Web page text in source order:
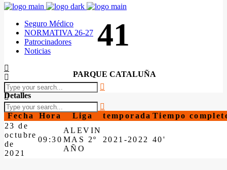
Seguro Médico
NORMATIVA 26-27
Patrocinadores
Noticias
41
PARQUE CATALUÑA
Detalles
Fecha Hora Liga temporada Tiempo
23 de
octubre
de
2021
09:30
ALEVIN
MAS 2º
AÑO
2021-2022 40'